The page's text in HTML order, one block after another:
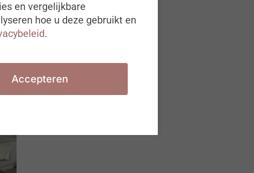
en vergelijkbare
hoe u deze gebruikt en
.
Accepteren